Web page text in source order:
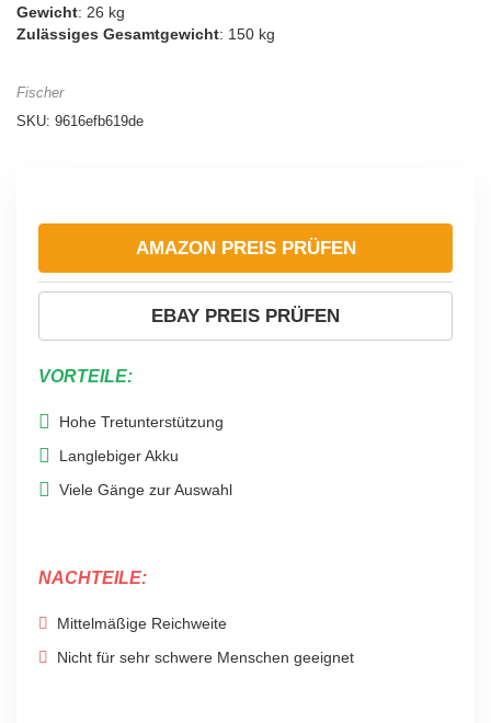
Gewicht: 26 kg
Zulässiges Gesamtgewicht: 150 kg
Fischer
SKU: 9616efb619de
AMAZON PREIS PRÜFEN
EBAY PREIS PRÜFEN
VORTEILE:
Hohe Tretunterstützung
Langlebiger Akku
Viele Gänge zur Auswahl
NACHTEILE:
Mittelmäßige Reichweite
Nicht für sehr schwere Menschen geeignet